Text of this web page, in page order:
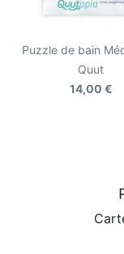
Puzzle de bain
Quut
14,00 €